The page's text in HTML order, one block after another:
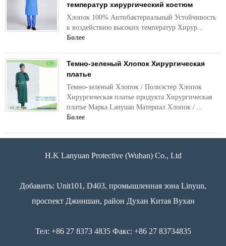
температур хирургический костюм
Хлопок 100% Антибактериальный Устойчивость
к воздействию высоких температур Хирур...
Более
Темно-зеленый Хлопок Хирургическая
платье
Темно-зеленый Хлопок / Полиэстер Хлопок
Хирургическая платье продукта Хирургическая
платье Марка Lanyuan Материал Хлопок / ...
Более
H.K Lanyuan Protective (Wuhan) Co., Ltd
Добавить: Unit101, D403, промышленная зона Linyun,
проспект Джиншан, район Духан Китая Вухан
Тел: +86 27 8373 4835 Факс: +86 27 83734835